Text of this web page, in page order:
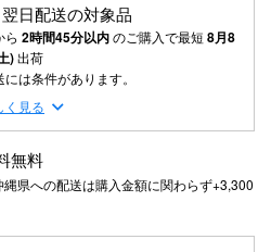
翌日配送の対象品
ら 2時間45分以内のご購入で最短 8月8
)出荷
には条件があります。
く見る
無料
縄県への配送は購入金額に関わらず+3,300